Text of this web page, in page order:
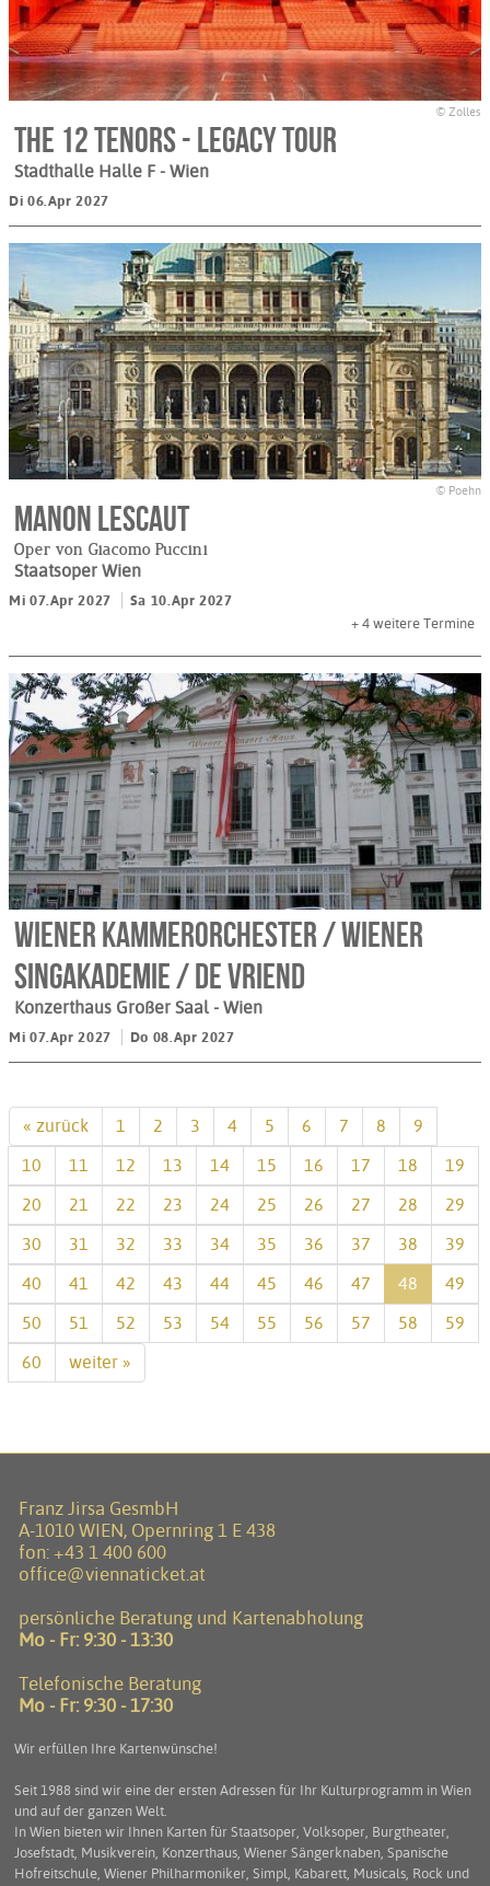
© Zolles
THE 12 TENORS - Legacy Tour
Stadthalle Halle F - Wien
Di 06.Apr 2027
© Poehn
Manon Lescaut
Oper von Giacomo Puccini
Staatsoper Wien
Mi 07.Apr 2027
Sa 10.Apr 2027
+ 4 weitere Termine
Wiener KammerOrchester / Wiener
Singakademie / de Vriend
Konzerthaus Großer Saal - Wien
Mi 07.Apr 2027 Do 08.Apr 2027
« zurück 1 2 3 4 5 6 7 8
9
10
11 12 13 14 15 16 17 18
19
20
21 22 23 24 25 26 27 28
29
30
31 32 33 34 35 36 37 38
39
40
41 42 43 44 45 46 47 48
49
50
51 52 53 54 55 56 57 58
59
60
weiter »
Franz Jirsa GesmbH
A-1010 WIEN, Opernring 1 E 438
fon: +43 1 400 600
office@viennaticket.at
persönliche Beratung und Kartenabholung
Mo - Fr: 9:30 - 13:30
Telefonische Beratung
Mo - Fr: 9:30 - 17:30
Wir erfüllen Ihre Kartenwünsche!
Seit 1988 sind wir eine der ersten Adressen für Ihr Kulturprogramm in Wien
und auf der ganzen Welt.
In Wien bieten wir Ihnen Karten für Staatsoper, Volksoper, Burgtheater,
Josefstadt, Musikverein, Konzerthaus, Wiener Sängerknaben, Spanische
Hofreitschule, Wiener Philharmoniker, Simpl, Kabarett, Musicals, Rock und